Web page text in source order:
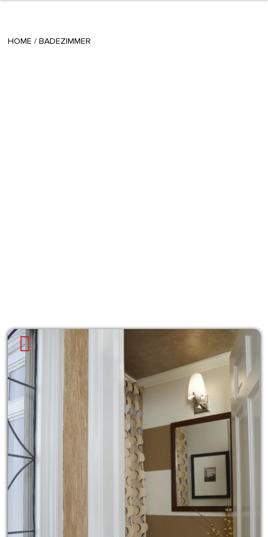
HOME / BADEZIMMER